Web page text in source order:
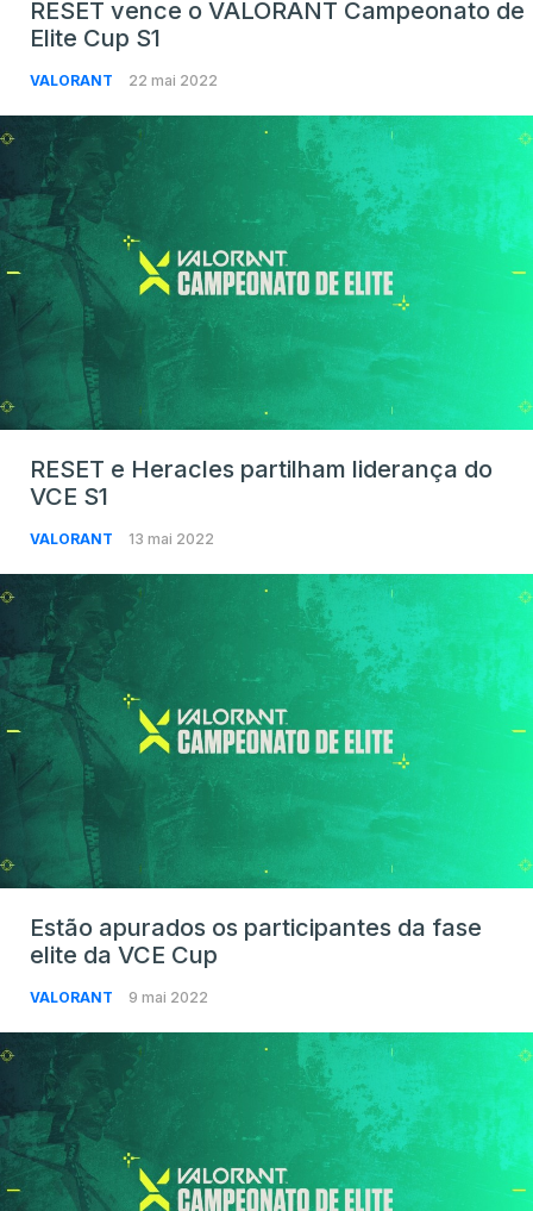
RESET vence o VALORANT Campeonato de
Elite Cup S1
VALORANT 22 mai 2022
RESET e Heracles partilham liderança do
VCE S1
VALORANT 13 mai 2022
Estão apurados os participantes da fase
elite da VCE Cup
VALORANT 9 mai 2022